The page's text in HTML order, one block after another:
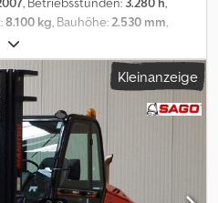
ROPS / FOPS, WINDSHIELD
road lightings, WARNING
wipers (4x), AIR
heating / ventilation. Tyres:
– all around approx. 98 %.
∗∗∗ EQUIPMENT IS
countries /
POSSIBLE at good conditions /
NEEDS TO BE PAID (!) ∗∗∗ ©
8.100 kg, Bauhöhe:2.530 mm,
Die Gelenkbühne
für Außenarbeiten auf
Eine Hebekraft von 230 kg,
eine Arbeitshöhe von 16 - 18 m
Mit ihrem Dieselmotor
mit 3 Steuerungsarten
durch ein hohes Maß an
durchdachte Gestaltung des
Kleinanzeige